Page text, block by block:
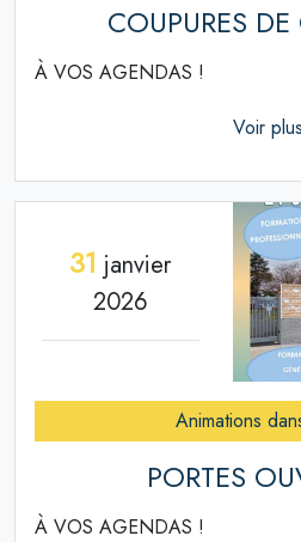
COUPURES
À VOS AGENDAS !
Voir plus
31 janvier
2026
Animations
PORTES
À VOS AGENDAS !